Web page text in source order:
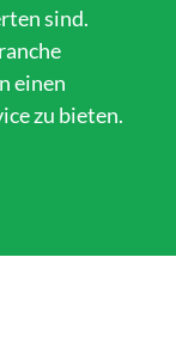
sind.
einen
zu bieten.